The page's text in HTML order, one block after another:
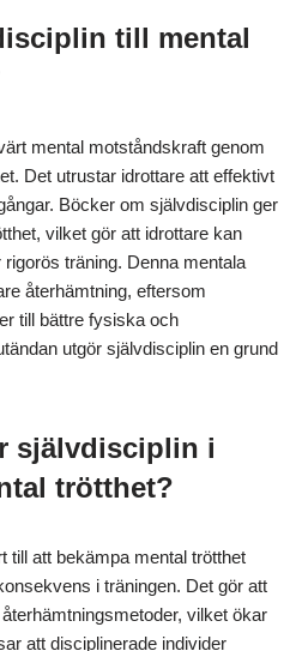
till mental
mental motståndskraft genom
Det utrustar idrottare att effektivt
Böcker om självdisciplin ger
vilket gör att idrottare kan
träning. Denna mentala
återhämtning, eftersom
till bättre fysiska och
utgör självdisciplin en grund
självdisciplin i
trötthet?
till att bekämpa mental trötthet
i träningen. Det gör att
vilket ökar
att disciplinerade individer